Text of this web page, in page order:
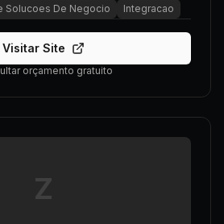
Solucoes De Negocio
Integracao
Visitar Site
orçamento gratuito
Z